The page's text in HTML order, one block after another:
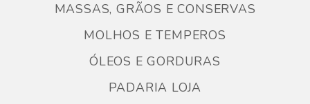
MASSAS, GRÃOS E CONSERVAS
MOLHOS E TEMPEROS
ÓLEOS E GORDURAS
PADARIA LOJA